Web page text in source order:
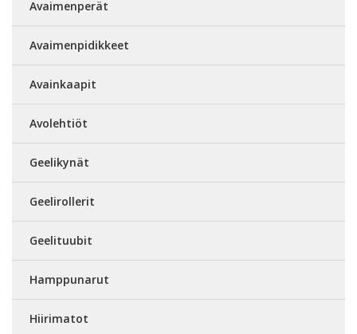
Avaimenperät
Avaimenpidikkeet
Avainkaapit
Avolehtiöt
Geelikynät
Geelirollerit
Geelituubit
Hamppunarut
Hiirimatot